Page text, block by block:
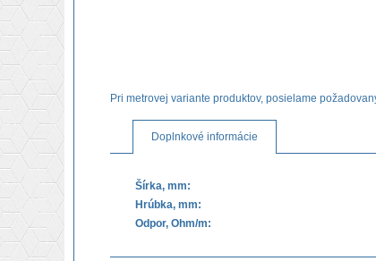
Pri metrovej variante produktov, posielame
Doplnkové informácie
Šírka, mm:
Hrúbka, mm:
Odpor, Ohm/m: